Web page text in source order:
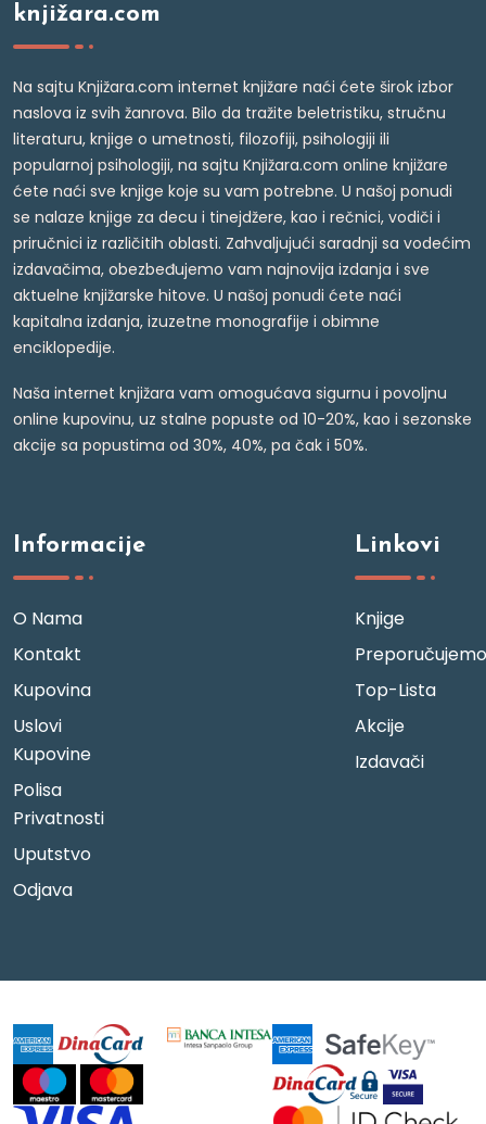
knjižara.com
Na sajtu Knjižara.com internet knjižare naći ćete širok izbor
naslova iz svih žanrova. Bilo da tražite beletristiku, stručnu
literaturu, knjige o umetnosti, filozofiji, psihologiji ili
popularnoj psihologiji, na sajtu Knjižara.com online knjižare
ćete naći sve knjige koje su vam potrebne. U našoj ponudi
se nalaze knjige za decu i tinejdžere, kao i rečnici, vodiči i
priručnici iz različitih oblasti. Zahvaljujući saradnji sa vodećim
izdavačima, obezbeđujemo vam najnovija izdanja i sve
aktuelne knjižarske hitove. U našoj ponudi ćete naći
kapitalna izdanja, izuzetne monografije i obimne
enciklopedije.
Naša internet knjižara vam omogućava sigurnu i povoljnu
online kupovinu, uz stalne popuste od 10-20%, kao i sezonske
akcije sa popustima od 30%, 40%, pa čak i 50%.
Informacije
O Nama
Kontakt
Kupovina
Uslovi
Kupovine
Polisa
Privatnosti
Uputstvo
Odjava
Linkovi
Knjige
Preporučujemo
Top-Lista
Akcije
Izdavači